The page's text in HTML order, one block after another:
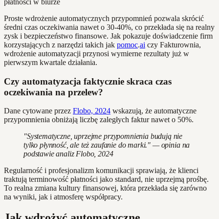
Proste wdrożenie automatycznych przypomnień pozwala skrócić
średni czas oczekiwania nawet o 30-40%, co przekłada się na realny
zysk i bezpieczeństwo finansowe. Jak pokazuje doświadczenie firm
korzystających z narzędzi takich jak pomoc.ai czy Fakturownia,
wdrożenie automatyzacji przynosi wymierne rezultaty już w
pierwszym kwartale działania.
Czy automatyzacja faktycznie skraca czas
oczekiwania na przelew?
Dane cytowane przez Flobo, 2024 wskazują, że automatyczne
przypomnienia obniżają liczbę zaległych faktur nawet o 50%.
"Systematyczne, uprzejme przypomnienia budują nie
tylko płynność, ale też zaufanie do marki." — opinia na
podstawie analiz Flobo, 2024
Regularność i profesjonalizm komunikacji sprawiają, że klienci
traktują terminowość płatności jako standard, nie uprzejmą prośbę.
To realna zmiana kultury finansowej, która przekłada się zarówno
na wyniki, jak i atmosferę współpracy.